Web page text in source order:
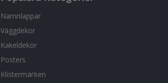
Namnlappar
Väggdekor
Kakeldekor
Posters
Klistermärken